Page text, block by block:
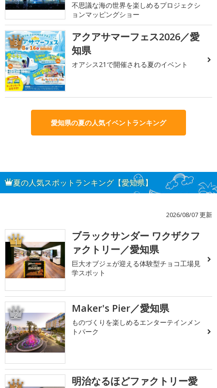
不思議な海の世界を楽しめるプロジェクシ
ョンマッピングショー
3
アクアサマーフェス2026／愛
知県
オアシス21で開催される夏のイベント
愛知県の夏の人気イベントランキング
夏の人気スポットランキング【愛知県】
2026/08/07 更新
1
ブラックサンダー ワクザクフ
ァクトリー／愛知県
巨大オブジェが迎える体験型チョコ工場見
学スポット
2 Maker's Pier／愛知県
ものづくりを楽しめるエンターテインメン
トパーク
明治なるほどファクトリー愛